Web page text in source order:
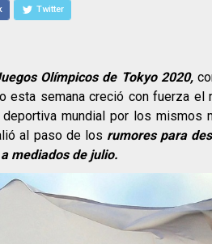
Twitter
Olímpicos de Tokyo 2020,
esta semana creció con fuerza el
mundial por los mismos
al paso de los rumores para
mediados de julio.